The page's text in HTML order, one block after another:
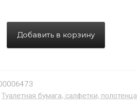
Добавить в корзину
Туалетная бумага, салфетки, полотенца